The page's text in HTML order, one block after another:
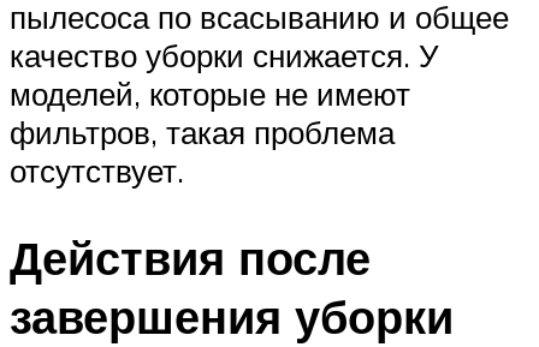
пылесоса по всасыванию и общее
качество уборки снижается. У
моделей, которые не имеют
фильтров, такая проблема
отсутствует.
Действия после
завершения уборки